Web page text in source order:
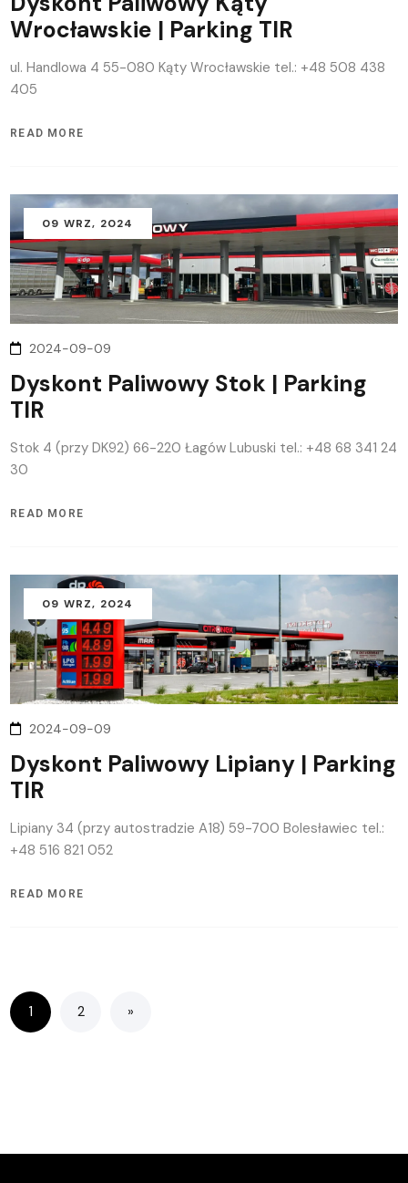
Wrocławskie | Parking TIR
ul. Handlowa 4 55-080 Kąty Wrocławskie tel.: +48 508 438
405
READ MORE
09 WRZ, 2024
2024-09-09
Dyskont Paliwowy Stok | Parking
TIR
Stok 4 (przy DK92) 66-220 Łagów Lubuski tel.: +48 68 341 24
30
READ MORE
09 WRZ, 2024
2024-09-09
Dyskont Paliwowy Lipiany | Parking
TIR
Lipiany 34 (przy autostradzie A18) 59-700 Bolesławiec tel.:
+48 516 821 052
READ MORE
1 2 »